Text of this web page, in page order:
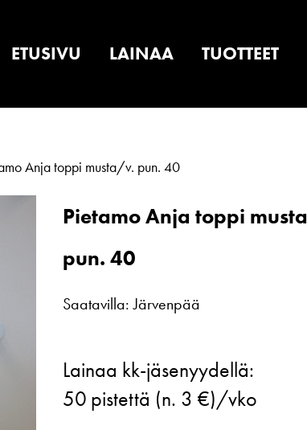
ETUSIVU LAINAA TUOTTEET
Anja toppi musta/v. pun. 40
Pietamo Anja toppi
pun. 40
Saatavilla: Järvenpää
Anja
toppi
Lainaa kk-jäsenyydellä:
50 pistettä (n. 3 €)/vko